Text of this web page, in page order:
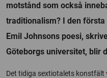
motstånd som också
traditionalism? I den
Emil Johnsons poesi,
Göteborgs universitet, blir
Det tidiga sextiotalets